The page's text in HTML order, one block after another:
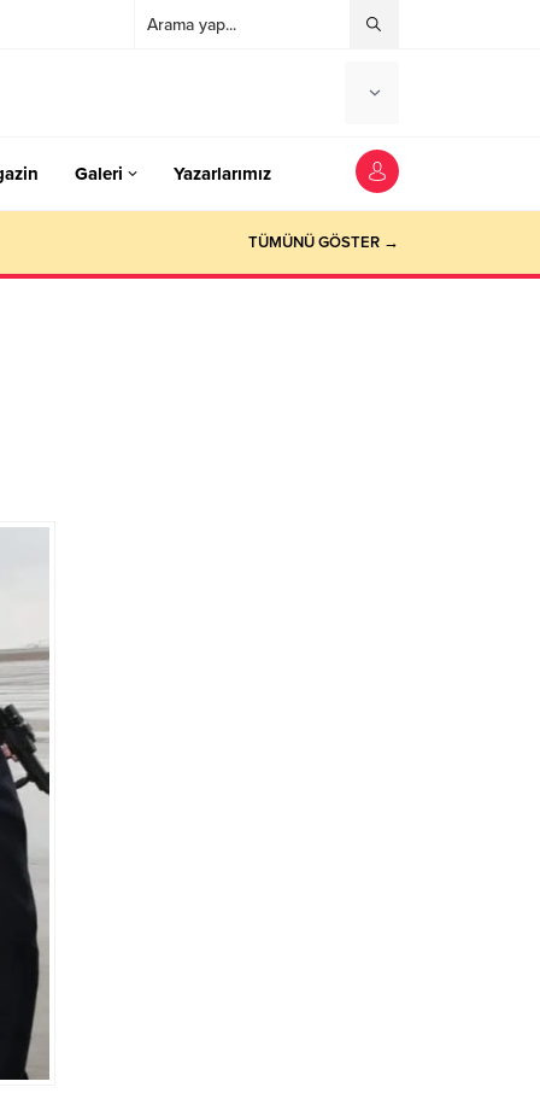
Galeri Yazarlarımız
TÜMÜNÜ GÖSTER →